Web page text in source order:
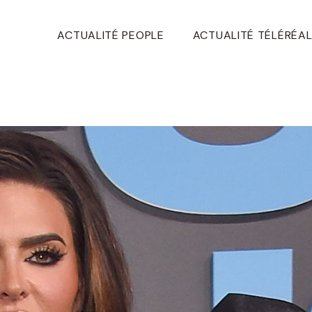
ACTUALITÉ PEOPLE ACTUALITÉ